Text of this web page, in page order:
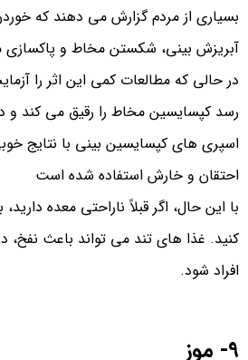
بسیاری از مردم گزارش می دهند که
آبریزش بینی، شکستن مخاط و
در حالی که مطالعات کمی این اثر را
رسد کپسایسین مخاط را رقیق می کند و
اسپری های کپسایسین بینی با نتایج
احتقان و خارش استفاده شده است
با این حال، اگر قبلاً ناراحتی معده
کنید. غذا های تند می تواند باعث نفخ،
افراد شود.
9- موز